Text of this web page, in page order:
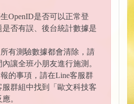
OpenID是否可以正常登
是否有誤、後台統計數據是
有測驗數據都會清除，請
讓全班小朋友進行施測。
的事項，請在Line客服群
群組中找到「歐文科技客
。